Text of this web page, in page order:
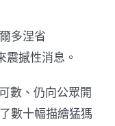
多涅省
震撼性消息。
數、仍向公眾開
數十幅描繪猛獁